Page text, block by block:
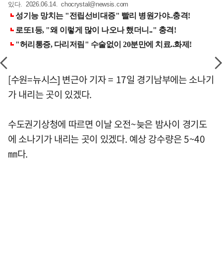
있다. 2026.06.14.chocrystal@newsis.com
[수원=뉴시스] 변근아 기자 = 17일 경기남부에는 소나기
가 내리는 곳이 있겠다.
수도권기상청에 따르면 이날 오전~늦은 밤사이 경기도
에 소나기가 내리는 곳이 있겠다. 예상 강수량은 5~40
㎜다.